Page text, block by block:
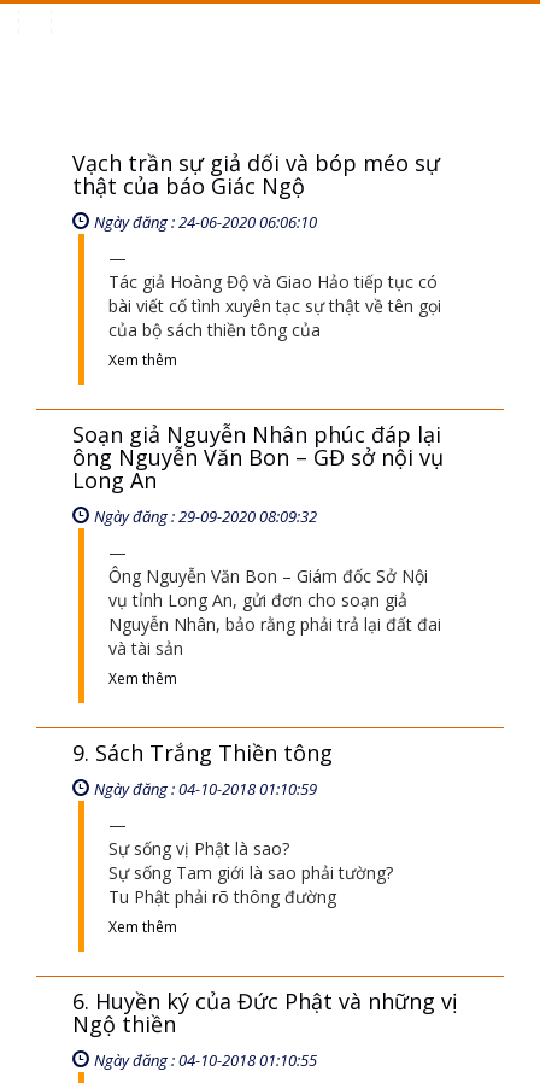
Vạch trần sự giả dối và bóp méo sự
thật của báo Giác Ngộ
Ngày đăng : 24-06-2020 06:06:10
Tác giả Hoàng Độ và Giao Hảo tiếp tục có
bài viết cố tình xuyên tạc sự thật về tên gọi
của bộ sách thiền tông của
Xem thêm
Soạn giả Nguyễn Nhân phúc đáp lại
ông Nguyễn Văn Bon – GĐ sở nội vụ
Long An
Ngày đăng : 29-09-2020 08:09:32
Ông Nguyễn Văn Bon – Giám đốc Sở Nội
vụ tỉnh Long An, gửi đơn cho soạn giả
Nguyễn Nhân, bảo rằng phải trả lại đất đai
và tài sản
Xem thêm
9. Sách Trắng Thiền tông
Ngày đăng : 04-10-2018 01:10:59
Sự sống vị Phật là sao?
Sự sống Tam giới là sao phải tường?
Tu Phật phải rõ thông đường
Xem thêm
6. Huyền ký của Đức Phật và những vị
Ngộ thiền
Ngày đăng : 04-10-2018 01:10:55